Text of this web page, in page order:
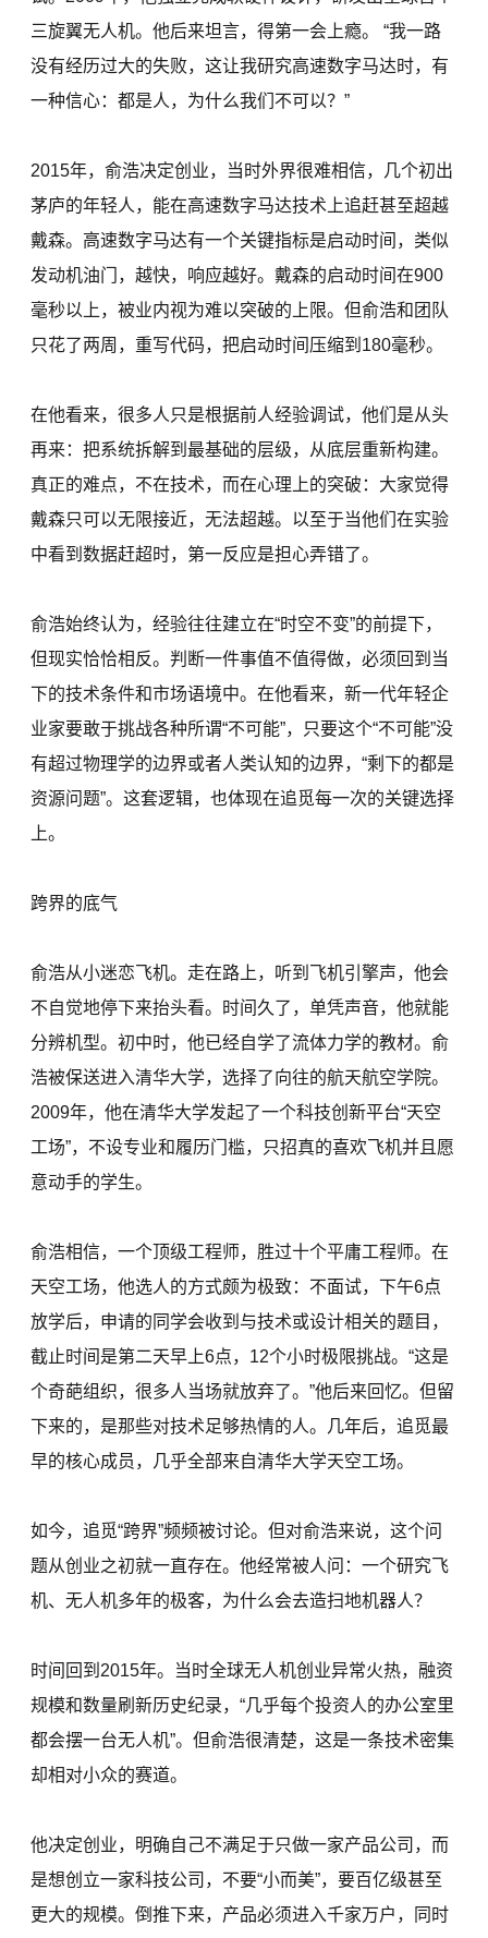
三旋翼无人机。他后来坦言，得第一会上瘾。 “我一路
没有经历过大的失败，这让我研究高速数字马达时，有
一种信心：都是人，为什么我们不可以？”
2015年，俞浩决定创业，当时外界很难相信，几个初出
茅庐的年轻人，能在高速数字马达技术上追赶甚至超越
戴森。高速数字马达有一个关键指标是启动时间，类似
发动机油门，越快，响应越好。戴森的启动时间在900
毫秒以上，被业内视为难以突破的上限。但俞浩和团队
只花了两周，重写代码，把启动时间压缩到180毫秒。
在他看来，很多人只是根据前人经验调试，他们是从头
再来：把系统拆解到最基础的层级，从底层重新构建。
真正的难点，不在技术，而在心理上的突破：大家觉得
戴森只可以无限接近，无法超越。以至于当他们在实验
中看到数据赶超时，第一反应是担心弄错了。
俞浩始终认为，经验往往建立在“时空不变”的前提下，
但现实恰恰相反。判断一件事值不值得做，必须回到当
下的技术条件和市场语境中。在他看来，新一代年轻企
业家要敢于挑战各种所谓“不可能”，只要这个“不可能”没
有超过物理学的边界或者人类认知的边界，“剩下的都是
资源问题”。这套逻辑，也体现在追觅每一次的关键选择
上。
跨界的底气
俞浩从小迷恋飞机。走在路上，听到飞机引擎声，他会
不自觉地停下来抬头看。时间久了，单凭声音，他就能
分辨机型。初中时，他已经自学了流体力学的教材。俞
浩被保送进入清华大学，选择了向往的航天航空学院。
2009年，他在清华大学发起了一个科技创新平台“天空
工场”，不设专业和履历门槛，只招真的喜欢飞机并且愿
意动手的学生。
俞浩相信，一个顶级工程师，胜过十个平庸工程师。在
天空工场，他选人的方式颇为极致：不面试，下午6点
放学后，申请的同学会收到与技术或设计相关的题目，
截止时间是第二天早上6点，12个小时极限挑战。“这是
个奇葩组织，很多人当场就放弃了。”他后来回忆。但留
下来的，是那些对技术足够热情的人。几年后，追觅最
早的核心成员，几乎全部来自清华大学天空工场。
如今，追觅“跨界”频频被讨论。但对俞浩来说，这个问
题从创业之初就一直存在。他经常被人问：一个研究飞
机、无人机多年的极客，为什么会去造扫地机器人？
时间回到2015年。当时全球无人机创业异常火热，融资
规模和数量刷新历史纪录，“几乎每个投资人的办公室里
都会摆一台无人机”。但俞浩很清楚，这是一条技术密集
却相对小众的赛道。
他决定创业，明确自己不满足于只做一家产品公司，而
是想创立一家科技公司，不要“小而美”，要百亿级甚至
更大的规模。倒推下来，产品必须进入千家万户，同时